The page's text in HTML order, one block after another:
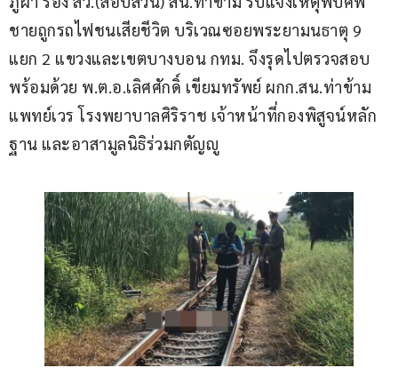
ชายถูกรถไฟชนเสียชีวิต บริเวณซอยพระยามนธาตุ 9
แยก 2 แขวงและเขตบางบอน กทม. จึงรุดไปตรวจสอบ
พร้อมด้วย พ.ต.อ.เลิศศักดิ์ เขียมทรัพย์ ผกก.สน.ท่าข้าม
แพทย์เวร โรงพยาบาลศิริราช เจ้าหน้าที่กองพิสูจน์หลัก
ฐาน และอาสามูลนิธิร่วมกตัญญู